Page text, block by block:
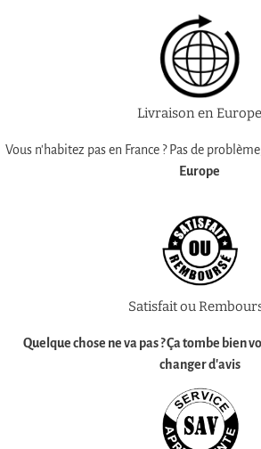
Livraison en Europe
Vous n'habitez pas en France ? Pas de problème,
Europe
Satisfait ou
Quelque chose ne va pas ? Ça tombe bien
changer d'avis